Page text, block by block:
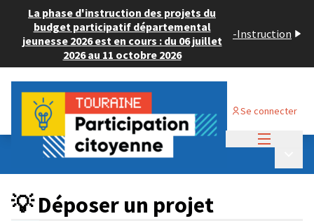
La phase d'instruction des projets du
budget participatif départemental
jeunesse 2026 est en cours : du 06 juillet
2026 au 11 octobre 2026
-Instruction
Se connecter
Budget Participatif ADULTE 2024
💡 Déposer un projet
💡 Déposer un projet